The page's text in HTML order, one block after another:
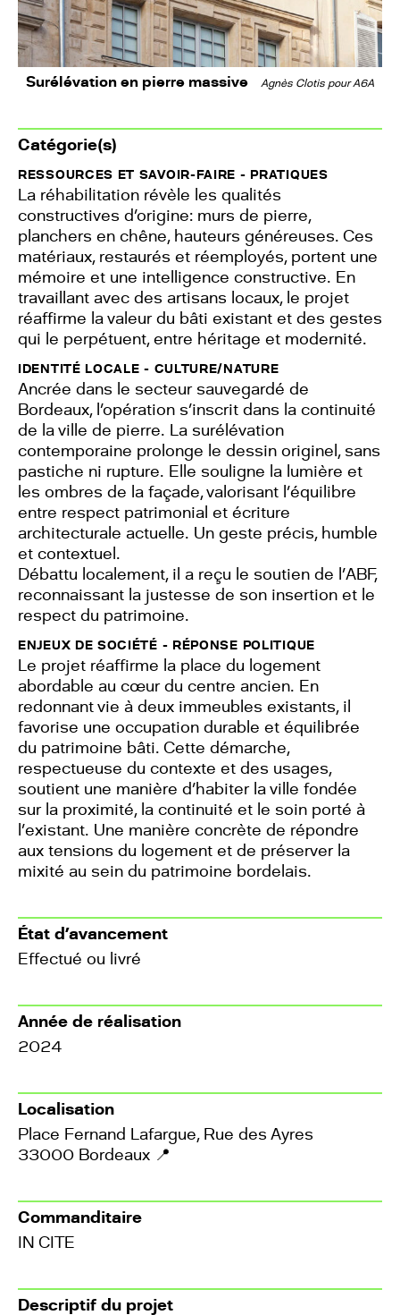
Surélévation en pierre massive Agnès Clotis pour A6A
Catégorie(s)
RESSOURCES ET SAVOIR-FAIRE - PRATIQUES
La réhabilitation révèle les qualités
constructives d’origine: murs de pierre,
planchers en chêne, hauteurs généreuses. Ces
matériaux, restaurés et réemployés, portent une
mémoire et une intelligence constructive. En
travaillant avec des artisans locaux, le projet
réaffirme la valeur du bâti existant et des gestes
qui le perpétuent, entre héritage et modernité.
IDENTITÉ LOCALE - CULTURE/NATURE
Ancrée dans le secteur sauvegardé de
Bordeaux, l’opération s’inscrit dans la continuité
de la ville de pierre. La surélévation
contemporaine prolonge le dessin originel, sans
pastiche ni rupture. Elle souligne la lumière et
les ombres de la façade, valorisant l’équilibre
entre respect patrimonial et écriture
architecturale actuelle. Un geste précis, humble
et contextuel.
Débattu localement, il a reçu le soutien de l’ABF,
reconnaissant la justesse de son insertion et le
respect du patrimoine.
ENJEUX DE SOCIÉTÉ - RÉPONSE POLITIQUE
Le projet réaffirme la place du logement
abordable au cœur du centre ancien. En
redonnant vie à deux immeubles existants, il
favorise une occupation durable et équilibrée
du patrimoine bâti. Cette démarche,
respectueuse du contexte et des usages,
soutient une manière d’habiter la ville fondée
sur la proximité, la continuité et le soin porté à
l’existant. Une manière concrète de répondre
aux tensions du logement et de préserver la
mixité au sein du patrimoine bordelais.
État d’avancement
Effectué ou livré
Année de réalisation
2024
Localisation
Place Fernand Lafargue, Rue des Ayres
33000 Bordeaux 📍
Commanditaire
IN CITE
Descriptif du projet